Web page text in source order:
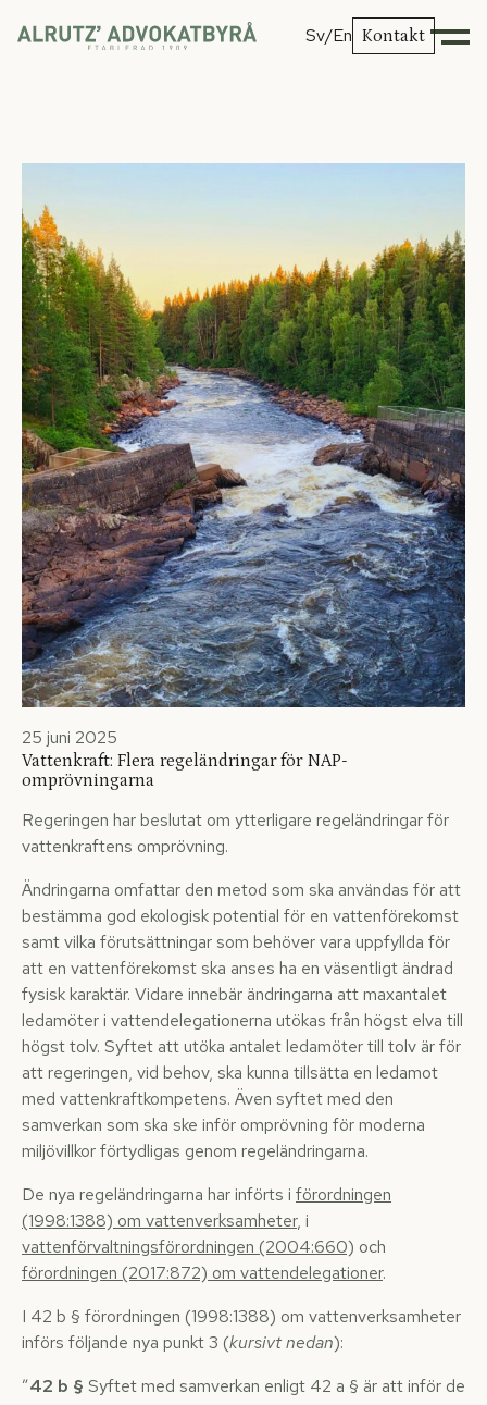
Sv/En Kontakt
25 juni 2025
Vattenkraft: Flera regeländringar för NAP-
omprövningarna
Regeringen har beslutat om ytterligare regeländringar för
vattenkraftens omprövning.
Ändringarna omfattar den metod som ska användas för att
bestämma god ekologisk potential för en vattenförekomst
samt vilka förutsättningar som behöver vara uppfyllda för
att en vattenförekomst ska anses ha en väsentligt ändrad
fysisk karaktär. Vidare innebär ändringarna att maxantalet
ledamöter i vattendelegationerna utökas från högst elva till
högst tolv. Syftet att utöka antalet ledamöter till tolv är för
att regeringen, vid behov, ska kunna tillsätta en ledamot
med vattenkraftkompetens. Även syftet med den
samverkan som ska ske inför omprövning för moderna
miljövillkor förtydligas genom regeländringarna.
De nya regeländringarna har införts i förordningen
(1998:1388) om vattenverksamheter, i
vattenförvaltningsförordningen (2004:660) och
förordningen (2017:872) om vattendelegationer.
I 42 b § förordningen (1998:1388) om vattenverksamheter
införs följande nya punkt 3 (kursivt nedan):
”42 b § Syftet med samverkan enligt 42 a § är att inför de